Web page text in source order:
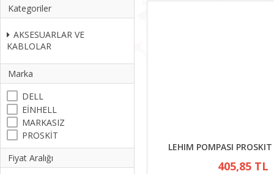
Kategoriler
AKSESUARLAR VE
KABLOLAR
Marka
DELL
EİNHELL
MARKASIZ
PROSKİT
Fiyat Aralığı
LEHIM POMPASI
405,85 TL